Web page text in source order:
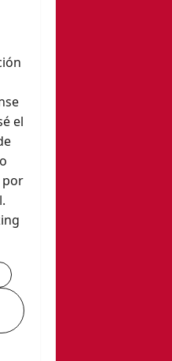
el
por